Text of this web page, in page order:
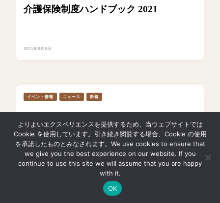
介護保険制度ハンドブック 2021
2021年8月5日
イベント情報 ニュース 新着
い者）柔道大会で共生社会の実現へ – 大
会概要と参加資格を解説
よりよいエクスペリエンスを提供するため、当ウェブサイトでは
Cookie を使用しています。引き続き閲覧する場合、Cookie の使用
を承諾したものとみなされます。We use cookies to ensure that
we give you the best experience on our website. If you
continue to use this site we will assume that you are happy
with it.
OK